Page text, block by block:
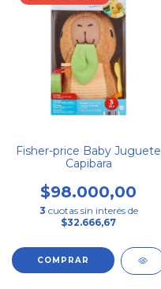
Fisher-price Baby Juguete
Capibara
$98.000,00
3 cuotas sin interés de
$32.666,67